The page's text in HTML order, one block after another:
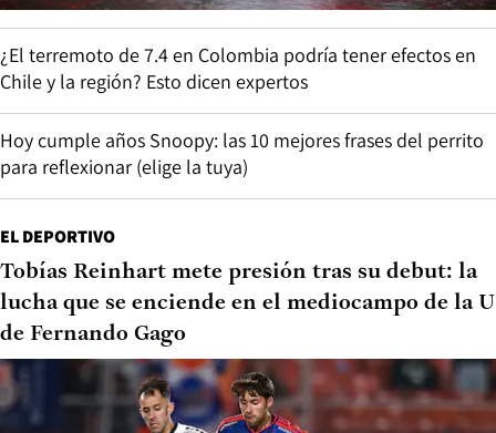
¿El terremoto de 7.4 en Colombia podría tener efectos en
Chile y la región? Esto dicen expertos
Hoy cumple años Snoopy: las 10 mejores frases del perrito
para reflexionar (elige la tuya)
EL DEPORTIVO
Tobías Reinhart mete presión tras su debut: la
lucha que se enciende en el mediocampo de la U
de Fernando Gago